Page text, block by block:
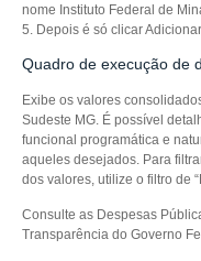
nome Instituto Federal de
5. Depois é só clicar
Quadro de execução de
Exibe os valores
Sudeste MG. É possível
funcional programática e
aqueles desejados. Para
dos valores, utilize o filtro de
Consulte as Despesas
Transparência do Governo